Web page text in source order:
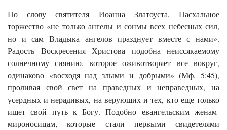
По слову святителя Иоанна Златоуста, Пасхальное
торжество «не только ангелы и сонмы всех небесных сил,
но и сам Владыка ангелов празднует вместе с нами».
Радость Воскресения Христова подобна неиссякаемому
солнечному сиянию, которое оживотворяет все вокруг,
одинаково «восходя над злыми и добрыми» (Мф. 5:45),
проливая свой свет на праведных и неправедных, на
усердных и нерадивых, на верующих и тех, кто еще только
ищет свой путь к Богу. Подобно евангельским женам-
мироносицам, которые стали первыми свидетелями